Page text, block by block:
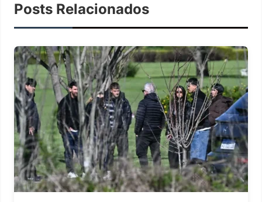
Posts Relacionados